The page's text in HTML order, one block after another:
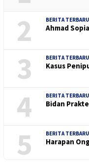
2
BERITA TERBARU
Ahmad
3 BERITA TERBARU
Kasus
4 BERITA TERBARU
Bidan
5 BERITA TERBARU
Harapan